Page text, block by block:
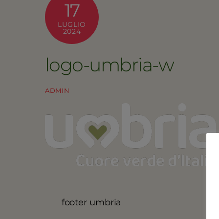
17
LUGLIO
2024
logo-umbria-w
ADMIN
footer umbria